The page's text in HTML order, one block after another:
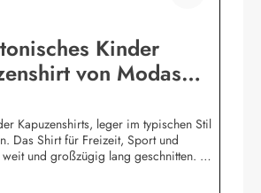
Kinder
von Modas
Kapuzenshirts, leger im typischen Stil
Das Shirt für Freizeit, Sport und
und großzügig lang geschnitten. Die